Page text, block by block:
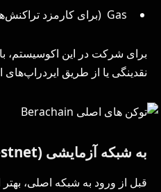
برای شرکت در این اکوسیستم،
نقدینگی یا از طریق ایردراپ‌های
به شبکه آزمایشی (Testnet) متصل شوید
قبل از ورود به شبکه اصلی،